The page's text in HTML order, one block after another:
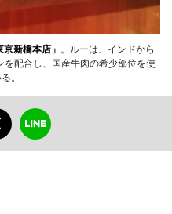
新橋本店」 。ルーは、インドから
配合し、国産牛肉の希少部位を使
。